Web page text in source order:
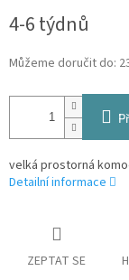
cena:
4-6 týdnů
Můžeme doručit do:
velká prostorná
Detailní informace
ZEPTAT SE